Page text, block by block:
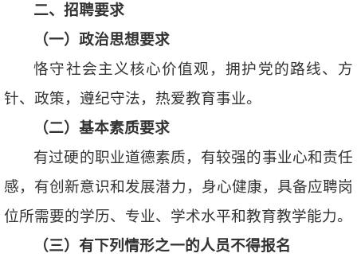
二、招聘要求
（一）政治思想要求
恪守社会主义核心价值观，拥护党的路线、方
针、政策，遵纪守法，热爱教育事业。
（二）基本素质要求
有过硬的职业道德素质，有较强的事业心和责任
感，有创新意识和发展潜力，身心健康，具备应聘岗
位所需要的学历、专业、学术水平和教育教学能力。
（三）有下列情形之一的人员不得报名